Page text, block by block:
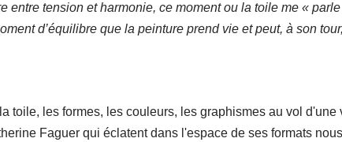
entre tension et harmonie, ce moment ou la toile me «
d’équilibre que la peinture prend vie et peut, à son
toile, les formes, les couleurs, les graphismes au vol d'une
Faguer qui éclatent dans l'espace de ses formats